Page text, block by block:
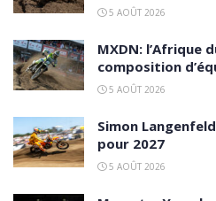
5 AOÛT 2026
MXDN: l’Afrique
composition
5 AOÛT 2026
Simon
pour 2027
5 AOÛT 2026